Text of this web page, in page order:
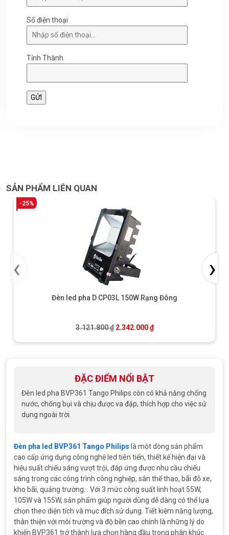
Số điện thoại
Tỉnh Thành
SẢN PHẨM LIÊN QUAN
-25%
Đèn led pha D CP03L 150W Rạng Đông
3.121.800₫ Giá gốc là: 3.121.800 ₫.
2.342.000₫Giá hiện tại là:
‹ ›
ĐẶC ĐIỂM NỔI BẬT
Đèn led pha BVP361 Tango Philips còn có khả năng chống
nước, chống bụi và chịu được va đập, thích hợp cho việc sử
dụng ngoài trời.
Đèn pha led BVP361 Tango Philips là một dòng sản phẩm
cao cấp ứng dụng công nghệ led tiên tiến, thiết kế hiện đại và
hiệu suất chiếu sáng vượt trội, đáp ứng được nhu cầu chiếu
sáng trong các công trình công nghiệp, sân thể thao, bãi đỗ xe,
kho bãi, quảng trường… Với 3 mức công suất linh hoạt 55W,
105W và 155W, sản phẩm giúp người dùng dễ dàng có thể lựa
chọn theo diện tích và mục đích sử dụng. Tiết kiệm năng lượng,
thân thiện với môi trường và độ bền cao chính là những lý do
khiến BVP361 trở thành lựa chọn hàng đầu trong phân khúc